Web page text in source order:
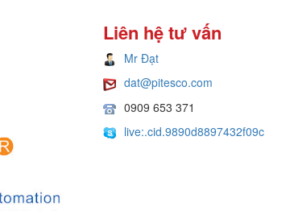
Liên hệ tư vấn
Mr Đạt
dat@pitesco.com
0909 653 371
live:.cid.9890d8897432f09c